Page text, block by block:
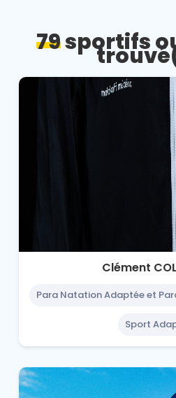
79sportifs
Clément
Para Natation Adaptée et
Sport